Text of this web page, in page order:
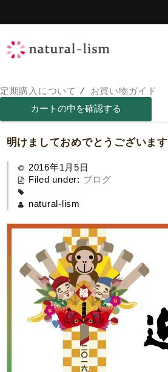
定期購入について ⁄ お買い物ガイド
青汁について
明けましておめでとうございます
2016年1月5日
Filed under: ブログ
natural-lism